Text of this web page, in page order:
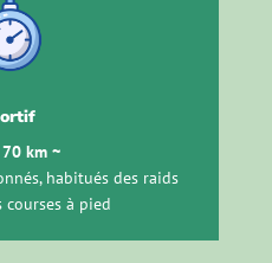
km ~
habitués des raids
à pied